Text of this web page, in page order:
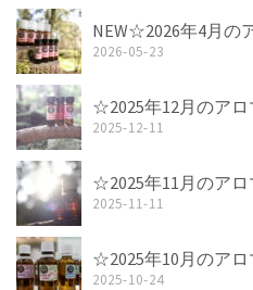
NEW☆2026年4月の
2026-05-23
☆2025年12月のア
2025-12-11
☆2025年11月のア
2025-11-11
☆2025年10月のア
2025-10-24